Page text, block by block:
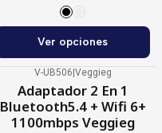
Ver opciones
V-UB506|Veggieg
Adaptador 2 En 1
Bluetooth5.4 + Wifi 6+
1100mbps Veggieg